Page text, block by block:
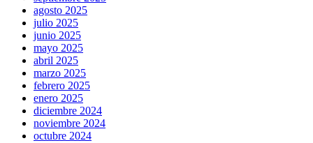
agosto 2025
julio 2025
junio 2025
mayo 2025
abril 2025
marzo 2025
febrero 2025
enero 2025
diciembre 2024
noviembre 2024
octubre 2024